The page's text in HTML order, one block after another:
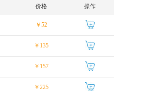
价格 操作
￥52
￥135
￥157
￥225